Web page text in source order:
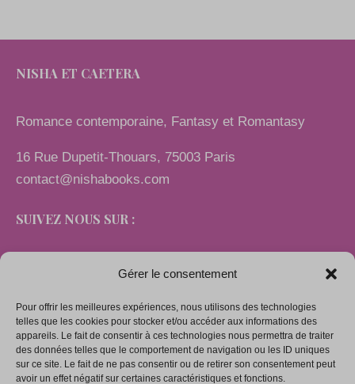
Gérer le consentement
Pour offrir les meilleures expériences, nous utilisons des technologies
telles que les cookies pour stocker et/ou accéder aux informations des
appareils. Le fait de consentir à ces technologies nous permettra de traiter
des données telles que le comportement de navigation ou les ID uniques
sur ce site. Le fait de ne pas consentir ou de retirer son consentement peut
avoir un effet négatif sur certaines caractéristiques et fonctions.
NISHA ET CAETERA
Romance contemporaine, Fantasy et Romantasy
16 Rue Dupetit-Thouars, 75003 Paris
contact@nishabooks.com
SUIVEZ NOUS SUR :
LIENS
Mentions légales